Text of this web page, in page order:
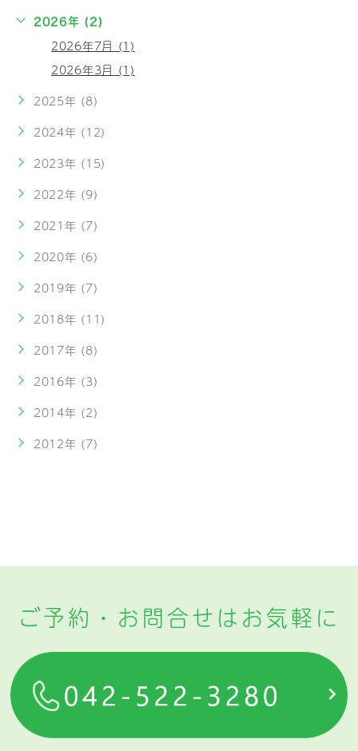
2026年 (2)
2026年7月 (1)
2026年3月 (1)
2025年 (8)
2024年 (12)
2023年 (15)
2022年 (9)
2021年 (7)
2020年 (6)
2019年 (7)
2018年 (11)
2017年 (8)
2016年 (3)
2014年 (2)
2012年 (7)
ご予約・お問合せはお気軽に